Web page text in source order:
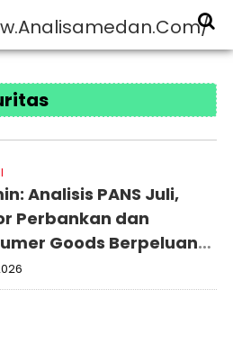
Analisis PANS Juli,
Perbankan dan
Goods Berpeluang